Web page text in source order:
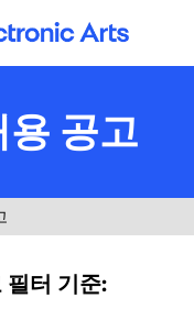
Electronic Arts
공고
필터 기준: